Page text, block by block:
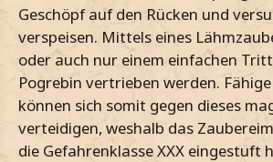
Geschöpf auf den Rücken und
verspeisen. Mittels eines
oder auch nur einem einfachen
Pogrebin vertrieben werden.
können sich somit gegen dieses
verteidigen, weshalb das
die Gefahrenklasse XXX eingestuft